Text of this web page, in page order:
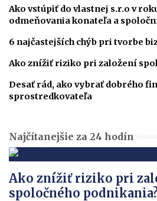
Ako vstúpiť do vlastnej s.r.o v
odmeňovania konateľa a
6 najčastejších chýb pri tvorbe
Ako znížiť riziko pri založení
Desať rád, ako vybrať dobrého
sprostredkovateľa
Najčítanejšie za 24 hodín
Ako znížiť riziko pri
spoločného